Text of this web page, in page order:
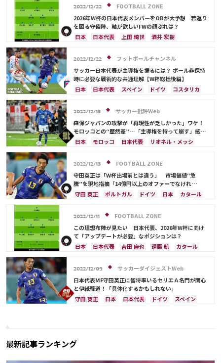
吉田 麻也
佐々木 翔 山根 視来
前田 大然
遠藤 航 カタール
イラン
セルビア
ガーナ カメルーン
谷 晃生
長友 佑都
植田 直通 久保 建英
酒井 宏樹
モロッコ
日本代表
守田 英正
リオネル・メッシ
ドイツ スペイン
スイス
ポーランド
ポルトガル エクアドル
セネガル
コスタリカ
C・ロナウド
カリム・ベンゼマ
2022/12/22
FOOTBALL ZONE
2026年W杯の日本代表メンバーをOBが大予想 若返り
を図る守備陣、軸が欲しいFWの顔ぶれは？
日本
日本代表 上田 綺世
酒井 宏樹
権田 修一
シュミット・ダニエル
谷 晃生
板倉 滉
前田 大然 遠藤 航
大迫 勇也
クロアチア
オランダ カナダ
メキシコ
アメリカ
コスタリカ 長友 佑都
吉田 麻也
浅野 拓磨
守田 英正 三笘 薫
久保 建英
鎌田 大地 堂安 律
伊藤 洋輝
町野 修斗
2022/12/22
フットボールチャンネル
サッカー日本代表が主導権を握るには？ ボール非保持
時に必要な戦術的な共通理解【W杯総括後編】
日本
日本代表 スペイン ドイツ
コスタリカ
モロッコ
守田 英正 三笘 薫
鎌田 大地
サディオ・マネ
堂安 律 遠藤 航
2022/12/15
サッカー批評Web
森保ジャパンの攻撃が「再現性が乏しかった」ワケ！
モロッコとの“歴然差”…「主導権を持って崩す」感覚
の共有で増す「組織力」《日本代表現地ルポ》
日本 モロッコ 日本代表
リオネル・メッシ
アルゼンチン
鎌田 大地
ポルトガル
コスタリカ
伊東 純也 浅野 拓磨
守田 英正
久保 建英
ルカ・モドリッチ
アクラフ・ハキミ
酒井 宏樹
前田 大然 冨安 健洋 遠藤 航
2022/12/13
FOOTBALL ZONE
守田英正は「W杯出場前とは違う」 市場価値“急
騰”を現地指摘「14億円以上のオファーでなけれ
ば…」
守田 英正 ポルトガル ドイツ 日本
カタール
2022/12/11
FOOTBALL ZONE
この理想布陣が見たい 日本代表、2026年W杯に向け
て「アップデートが必要」なポジションは？
日本
日本代表 吉田 麻也 遠藤 航
カタール
長友 佑都
酒井 宏樹 クロアチア
イングランド
カナダ
メキシコ アメリカ
川島 永嗣
コスタリカ
権田 修一 佐々木 翔
山根 視来
中山 雄太
伊東 純也 守田 英正
三笘 薫
2022/12/09
サッカーダイジェストWeb
日本代表MF守田英正に智将率いるセリエＡ名門が関心
と伊紙報道！「具体化するかもしれない」
守田 英正
日本 日本代表 ドイツ
スペイン
最新記事ランキング